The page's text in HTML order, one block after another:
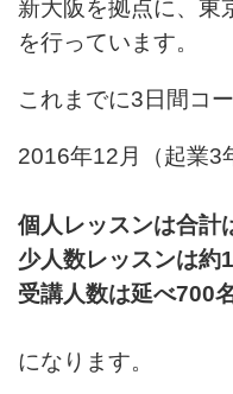
新大阪を拠点に、東
を行っています。
これまでに3日間コ
2016年12月（起業3
個人レッスンは合計
少人数レッスンは約
受講人数は延べ700
になります。